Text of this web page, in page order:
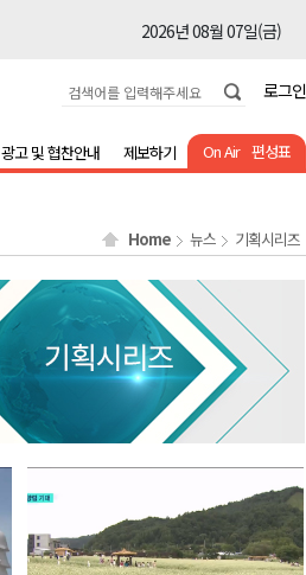
2026년 08월 07일(금)
2026년 08월 07일(금)
2026년 08월 07일(금)
2026년 08월 07일(금)
2026년 08월 07일(금)
2026년 08월 07일(금)
2026년 08월 07일(금)
2026년 08월 07일(금)
2026년 08월 07일(금)
2026년 08월 07일(금)
2026년 08월 07일(금)
2026년 08월 07일(금)
로그인
On Air 편성표
광고 및 협찬안내 제보하기
Home 뉴스 기획시리즈